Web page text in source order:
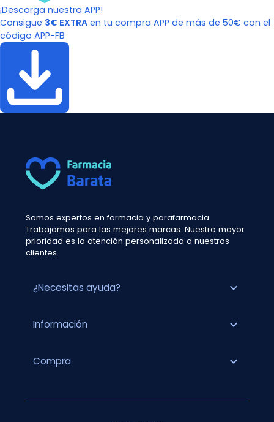
¡Descarga nuestra APP!
Consigue 3€ EXTRA en tu compra APP de más de 50€ con el
código APP-FB
Somos expertos en farmacia y parafarmacia.
Trabajamos para las mejores marcas. Nuestra mayor
prioridad es la atención personalizada a nuestros
clientes.
¿Necesitas ayuda? expand_more
Información expand_more
Compra expand_more